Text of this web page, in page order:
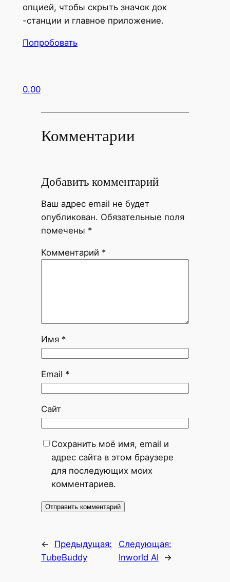
опцией, чтобы скрыть значок док
-станции и главное приложение.
Попробовать
0.00
Комментарии
Добавить комментарий
Ваш адрес email не будет
опубликован. Обязательные поля
помечены *
Комментарий *
Имя *
Email *
Сайт
Сохранить моё имя, email и
адрес сайта в этом браузере
для последующих моих
комментариев.
←
Предыдущая:
TubeBuddy
Следующая:
Inworld AI
→